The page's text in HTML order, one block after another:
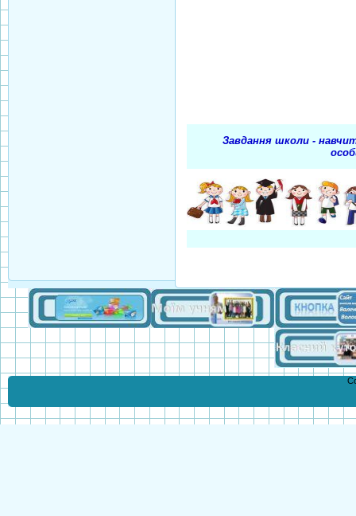
Завдання школи - навчити
особисте